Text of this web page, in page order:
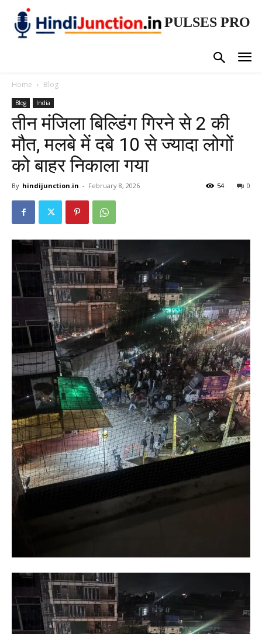
PULSES PRO
Home Blog
Blog India
तीन मंजिला बिल्डिंग गिरने से 2 की
मौत, मलबे में दबे 10 से ज्यादा लोगों
को बाहर निकाला गया
By hindijunction.in - February 8, 2026 0
54